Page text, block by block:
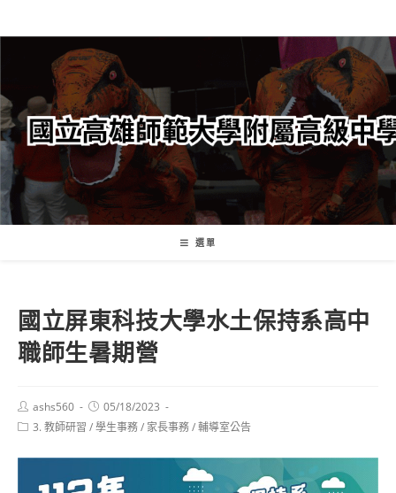
轉
要
內
容
選單
國立屏東科技大學水土保持系高中
職師生暑期營
Post
author:
ashs560
Post
published:
05/18/2023
Post3. 教師研習 /學生事務/ 家長事務/輔導室公告